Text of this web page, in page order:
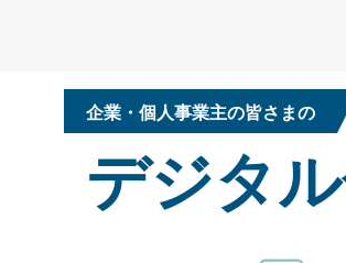
外為Webサービス
企業・個人事業主の皆さまの
デジタ